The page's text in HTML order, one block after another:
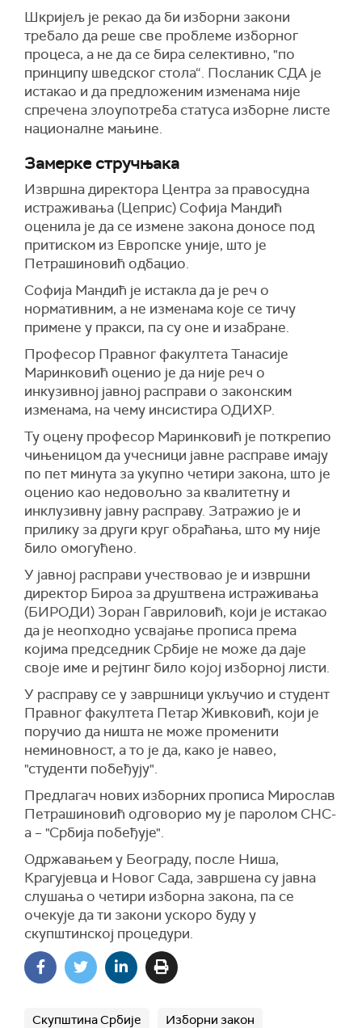
Шкријељ је рекао да би изборни закони
требало да реше све проблеме изборног
процеса, а не да се бира селективно, "по
принципу шведског стола“. Посланик СДА је
истакао и да предложеним изменама није
спречена злоупотреба статуса изборне листе
националне мањине.
Замерке стручњака
Извршна директора Центра за правосудна
истраживања (Цеприс) Софија Мандић
оценила је да се измене закона доносе под
притиском из Европске уније, што је
Петрашиновић одбацио.
Софија Мандић је истакла да је реч о
нормативним, а не изменама које се тичу
примене у пракси, па су оне и изабране.
Професор Правног факултета Танасије
Маринковић оценио је да није реч о
инкузивној јавној расправи о законским
изменама, на чему инсистира ОДИХР.
Ту оцену професор Маринковић је поткрепио
чињеницом да учесници јавне расправе имају
по пет минута за укупно четири закона, што је
оценио као недовољно за квалитетну и
инклузивну јавну расправу. Затражио је и
прилику за други круг обраћања, што му није
било омогућено.
У јавној расправи учествовао је и извршни
директор Бироа за друштвена истраживања
(БИРОДИ) Зоран Гавриловић, који је истакао
да је неопходно усвајање прописа према
којима председник Србије не може да даје
своје име и рејтинг било којој изборној листи.
У расправу се у завршници укључио и студент
Правног факултета Петар Живковић, који је
поручио да ништа не може променити
неминовност, а то је да, како је навео,
"студенти побеђују".
Предлагач нових изборних прописа Мирослав
Петрашиновић одговорио му је паролом СНС-
а – "Србија побеђује".
Одржавањем у Београду, после Ниша,
Крагујевца и Новог Сада, завршена су јавна
слушања о четири изборна закона, па се
очекује да ти закони ускоро буду у
скупштинској процедури.
Скупштина Србије Изборни закон